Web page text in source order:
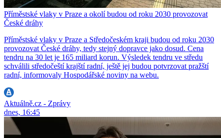
Příměstské vlaky v Praze a okolí budou od roku 2030 provozovat
České dráhy
Příměstské vlaky v Praze a Středočeském kraji budou od roku 2030
provozovat České dráhy, tedy stejný dopravce jako dosud. Cena
tendru na 30 let je 165 miliard korun. Výsledek tendru ve středu
schválili středočeští krajští radní, ještě jej budou potvrzovat pražští
radní, informovaly Hospodářské noviny na webu.
Aktuálně.cz - Zprávy
dnes, 16:45